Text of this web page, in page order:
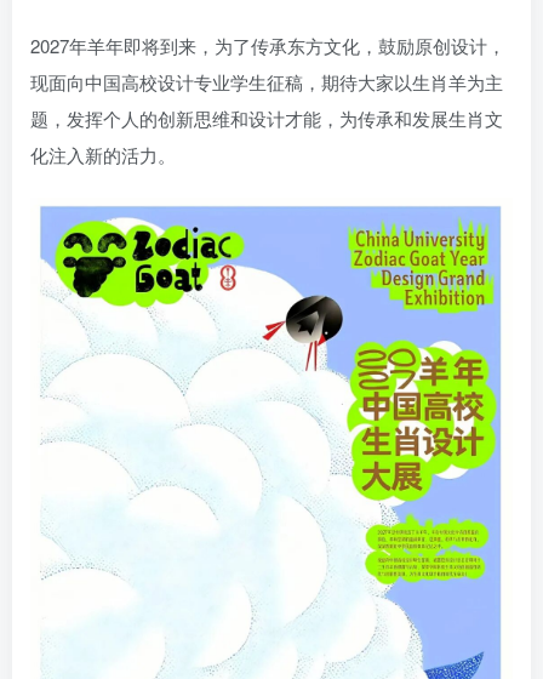
2027年羊年即将到来，为了传承东方文化，鼓励原创设计，
现面向中国高校设计专业学生征稿，期待大家以生肖羊为主
题，发挥个人的创新思维和设计才能，为传承和发展生肖文
化注入新的活力。